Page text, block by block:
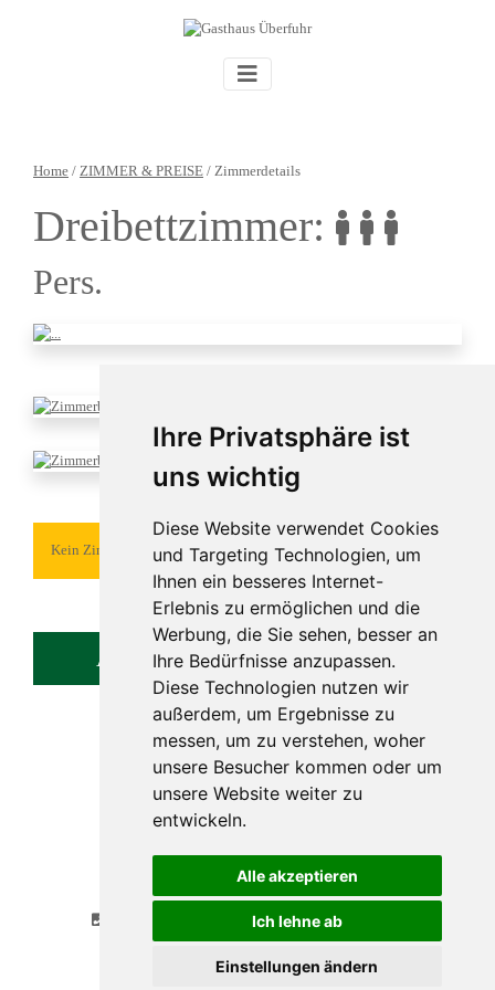
Ihre Privatsphäre ist
uns wichtig
Diese Website verwendet Cookies
und Targeting Technologien, um
Ihnen ein besseres Internet-
Erlebnis zu ermöglichen und die
Werbung, die Sie sehen, besser an
Ihre Bedürfnisse anzupassen.
Diese Technologien nutzen wir
außerdem, um Ergebnisse zu
messen, um zu verstehen, woher
unsere Besucher kommen oder um
unsere Website weiter zu
entwickeln.
Alle akzeptieren
Ich lehne ab
Einstellungen ändern
Home / ZIMMER & PREISE / Zimmerdetails
Dreibettzimmer:
Pers.
Kein Zimmertext 1 definiert
Anfrage Online Buchung
Gasthaus Überfuhr
Überfuhrstr. 2
A - 5061 Elsbethen
ueberfuhr@wintersteller.or.at
gastrodat •Cookie Einstellungen
Impressum